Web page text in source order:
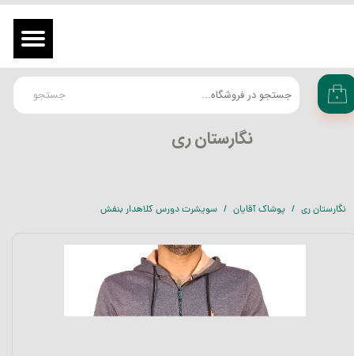
​نگارستان ری
جستجو ۰
تغییر گذر واژه
سفارشات
خروج از حساب کاربری
نگارستان ری پوشاک آقایان سویشرت دورس کلاهدار بنفش